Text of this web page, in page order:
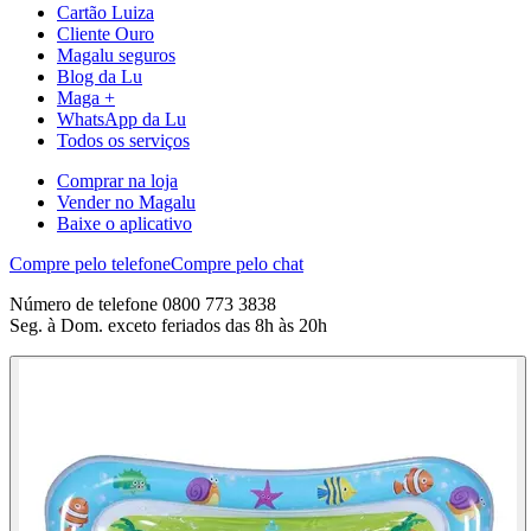
Cartão Luiza
Cliente Ouro
Magalu seguros
Blog da Lu
Maga +
WhatsApp da Lu
Todos os serviços
Comprar na loja
Vender no Magalu
Baixe o aplicativo
Compre pelo telefoneCompre pelo chat
Número de telefone 0800 773 3838
Seg. à Dom. exceto feriados das 8h às 20h